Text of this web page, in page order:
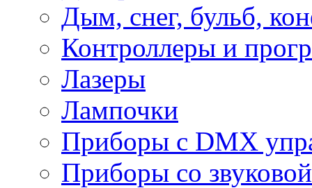
Дым, снег, бульб,
Контроллеры и
Лазеры
Лампочки
Приборы с DMX
Приборы со